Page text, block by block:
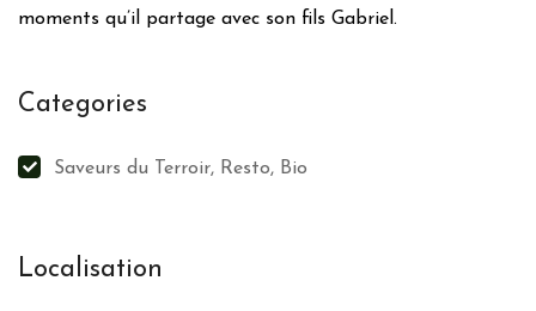
moments qu’il partage avec son fils Gabriel.
Categories
Saveurs du Terroir, Resto, Bio
Localisation